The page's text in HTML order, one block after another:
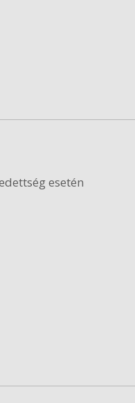
esetén